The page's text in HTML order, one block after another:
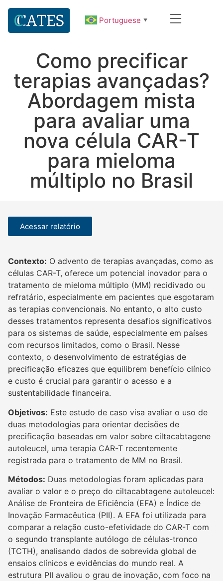
Portuguese ▼
Como precificar
terapias avançadas?
Abordagem mista
para avaliar uma
nova célula CAR-T
para mieloma
múltiplo no Brasil
Acessar relatório
Contexto: O advento de terapias avançadas, como as
células CAR-T, oferece um potencial inovador para o
tratamento de mieloma múltiplo (MM) recidivado ou
refratário, especialmente em pacientes que esgotaram
as terapias convencionais. No entanto, o alto custo
desses tratamentos representa desafios significativos
para os sistemas de saúde, especialmente em países
com recursos limitados, como o Brasil. Nesse
contexto, o desenvolvimento de estratégias de
precificação eficazes que equilibrem benefício clínico
e custo é crucial para garantir o acesso e a
sustentabilidade financeira.
Objetivos: Este estudo de caso visa avaliar o uso de
duas metodologias para orientar decisões de
precificação baseadas em valor sobre ciltacabtagene
autoleucel, uma terapia CAR-T recentemente
registrada para o tratamento de MM no Brasil.
Métodos: Duas metodologias foram aplicadas para
avaliar o valor e o preço do ciltacabtagene autoleucel:
Análise de Fronteira de Eficiência (EFA) e Índice de
Inovação Farmacêutica (PII). A EFA foi utilizada para
comparar a relação custo-efetividade do CAR-T com
o segundo transplante autólogo de células-tronco
(TCTH), analisando dados de sobrevida global de
ensaios clínicos e evidências do mundo real. A
estrutura PII avaliou o grau de inovação, com foco na